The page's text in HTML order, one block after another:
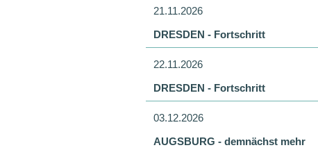
21.11.2026
DRESDEN - Fortschritt
22.11.2026
DRESDEN - Fortschritt
03.12.2026
AUGSBURG - demnächst mehr